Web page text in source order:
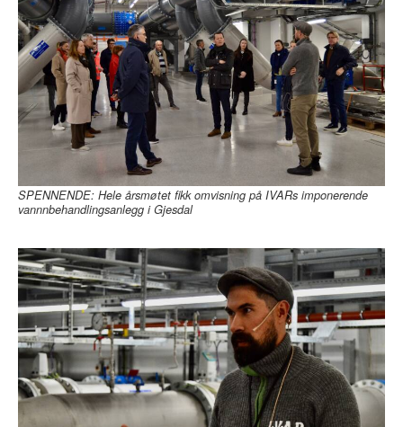
SPENNENDE: Hele årsmøtet fikk omvisning på IVARs imponerende
vannnbehandlingsanlegg i Gjesdal